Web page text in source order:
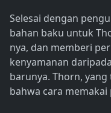
Selesai dengan
bahan baku untuk
nya, dan memberi
kenyamanan
barunya. Thorn,
bahwa cara